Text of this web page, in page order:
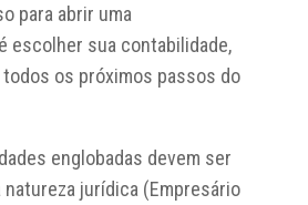
para abrir uma
escolher sua contabilidade,
todos os próximos passos do
englobadas devem ser
natureza jurídica (Empresário